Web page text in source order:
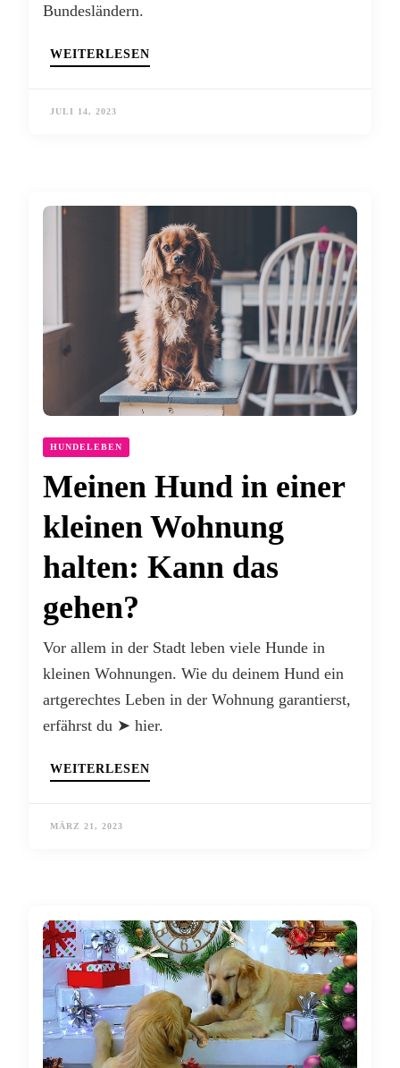
Bundesländern.
WEITERLESEN
JULI 14, 2023
HUNDELEBEN
Meinen Hund in einer
kleinen Wohnung
halten: Kann das
gehen?
Vor allem in der Stadt leben viele Hunde in
kleinen Wohnungen. Wie du deinem Hund ein
artgerechtes Leben in der Wohnung garantierst,
erfährst du ➤ hier.
WEITERLESEN
MÄRZ 21, 2023